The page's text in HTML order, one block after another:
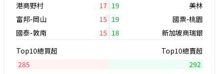
港商野村
17 19
美林
富邦-岡山
15 19
國票-桃園
國泰-敦南
15 18
新加坡商瑞銀
Top10總買超
Top10總賣超
285
292